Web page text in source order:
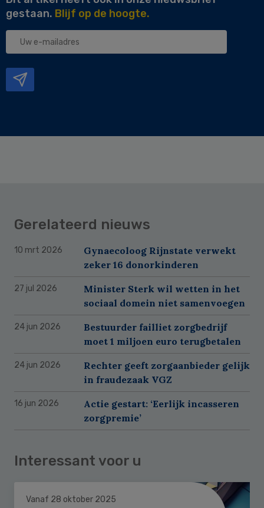
gestaan. Blijf op de hoogte.
Uw
Gerelateerd nieuws
10 mrt 2026
Gynaecoloog Rijnstate verwekt
zeker 16 donorkinderen
27 jul 2026
Minister Sterk wil wetten in het
sociaal domein niet samenvoegen
24 jun 2026
Bestuurder failliet zorgbedrijf
moet 1 miljoen euro terugbetalen
24 jun 2026
Rechter geeft zorgaanbieder gelijk
in fraudezaak VGZ
16 jun 2026
Actie gestart: ‘Eerlijk incasseren
zorgpremie’
Interessant voor u
Vanaf 28 oktober 2025